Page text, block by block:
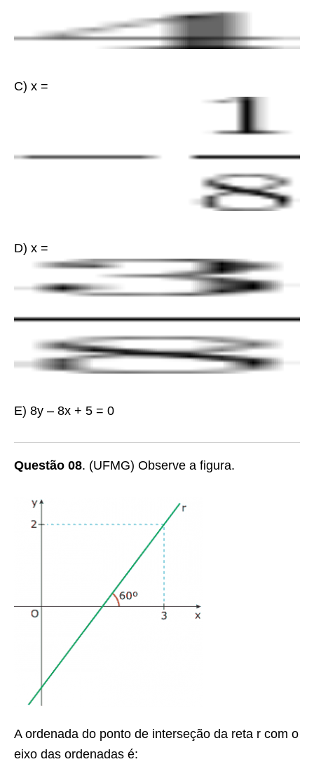
C) x =
D) x =
E) 8y – 8x + 5 = 0
Questão 08. (UFMG) Observe a figura.
A ordenada do ponto de interseção da reta r com o
eixo das ordenadas é: